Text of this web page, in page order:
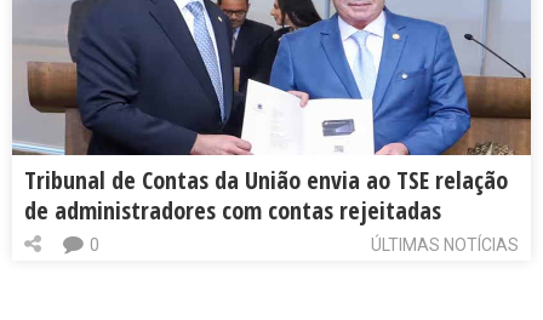
Tribunal de Contas da União envia ao TSE relação
de administradores com contas rejeitadas
ÚLTIMAS NOTÍCIAS
0